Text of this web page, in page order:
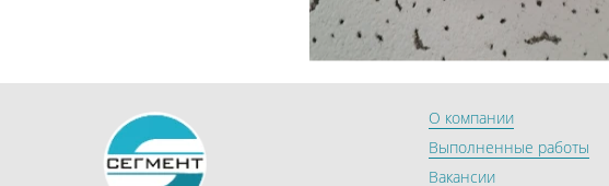
О компании
Выполненные работы
Вакансии